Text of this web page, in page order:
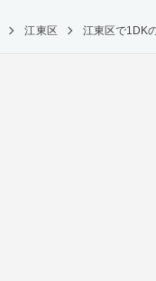
江東区 江東区で1DK